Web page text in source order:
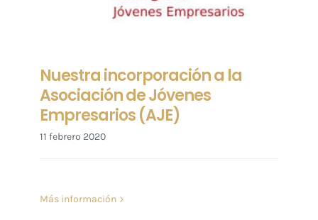
Nuestra incorporación a la
Asociación de Jóvenes
Empresarios (AJE)
11 febrero 2020
Más información